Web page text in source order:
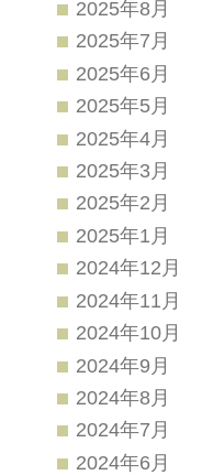
2025年8月
2025年7月
2025年6月
2025年5月
2025年4月
2025年3月
2025年2月
2025年1月
2024年12月
2024年11月
2024年10月
2024年9月
2024年8月
2024年7月
2024年6月